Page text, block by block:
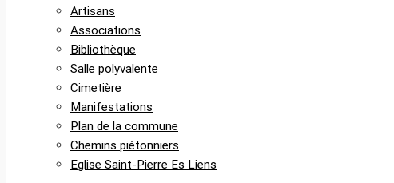
Artisans
Associations
Bibliothèque
Salle polyvalente
Cimetière
Manifestations
Plan de la commune
Chemins piétonniers
Eglise Saint-Pierre Es Liens